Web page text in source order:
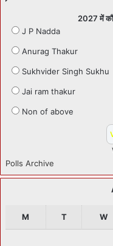
2027 में
J P Nadda
Anurag Thakur
Sukhvider Singh Sukhu
Jai ram thakur
Non of above
Polls Archive
M T W